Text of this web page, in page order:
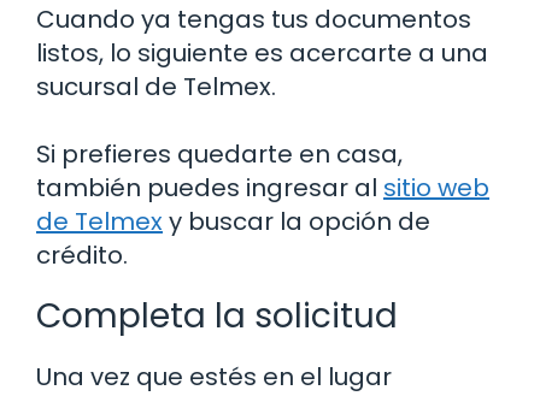
Cuando ya tengas tus documentos
listos, lo siguiente es acercarte a una
sucursal de Telmex.
Si prefieres quedarte en casa,
también puedes ingresar al sitio web
de Telmex y buscar la opción de
crédito.
Completa la solicitud
Una vez que estés en el lugar